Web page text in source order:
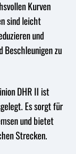
Kurven
sind leicht
und
Beschleunigen zu
DHR II ist
Es sorgt für
und bietet
Strecken.